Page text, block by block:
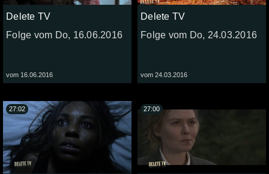
Delete TV
Folge vom Do, 16.06.2016
vom 16.06.2016
Delete TV
Folge vom Do, 24.03.2016
vom 24.03.2016
27:02 27:00